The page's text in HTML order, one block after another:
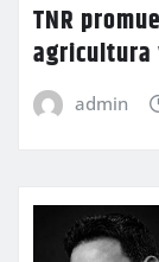
TNR
agricultura
admin